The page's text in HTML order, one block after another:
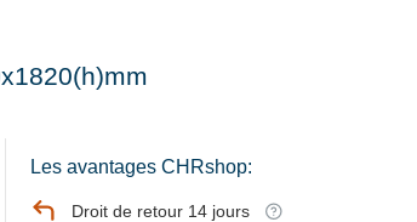
Les avantages CHRshop:
Droit de retour 14 jours